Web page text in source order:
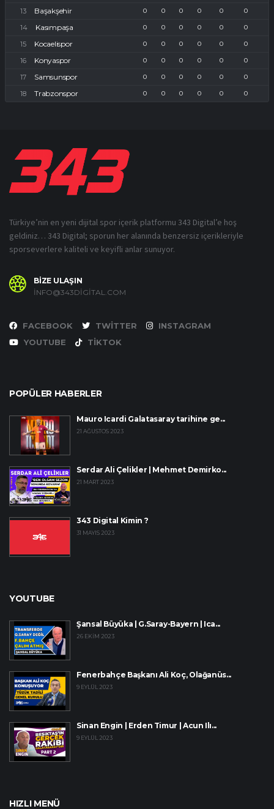
Başakşehir 0 0 0 0 0 0
Kasımpaşa 0 0 0 0 0 0
Kocaelispor 0 0 0 0 0 0
Konyaspor 0 0 0 0 0 0
Samsunspor 0 0 0 0 0 0
Trabzonspor 0 0 0 0 0 0
Türkiye’nin en yeni dijital spor içerik platformu 343 Digital’e hoş
geldiniz… 343 Digital; sporun her alanında benzersiz içerikleriyle
sporseverlere kaliteli ve keyifli anlar sunuyor.
BİZE ULAŞIN
INFO@343DIGITAL.COM
FACEBOOK TWITTER
INSTAGRAM
YOUTUBE
TIKTOK
POPÜLER HABERLER
Mauro Icardi Galatasaray tarihine ge...
21 AĞUSTOS 2023
Serdar Ali Çelikler | Mehmet Demirko...
21 MART 2023
343 Digital Kimin ?
31 MAYIS 2023
YOUTUBE
Şansal Büyüka | G.Saray-Bayern | Ica...
26 EKIM 2023
Fenerbahçe Başkanı Ali Koç, Olağanüs...
9 EYLÜL 2023
Sinan Engin | Erden Timur | Acun Ilı...
9 EYLÜL 2023
HIZLI MENÜ